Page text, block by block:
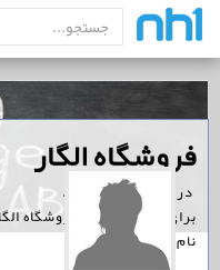
‏فروشگاه الگار
‏ در نوین همراه است.
برای پیگیری اخبار فروشگاه
نام کنید.